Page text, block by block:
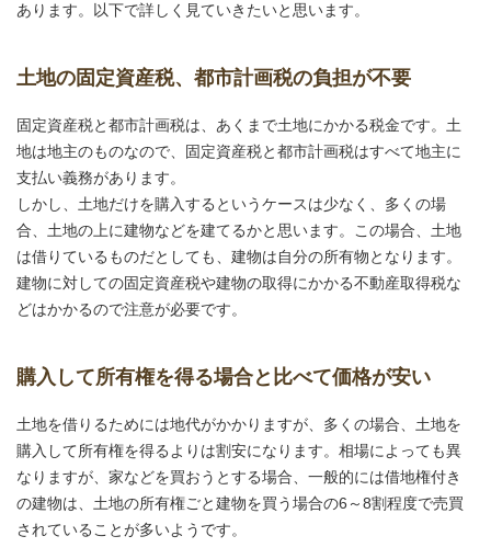
あります。以下で詳しく見ていきたいと思います。
土地の固定資産税、都市計画税の負担が不要
固定資産税と都市計画税は、あくまで土地にかかる税金です。土
地は地主のものなので、固定資産税と都市計画税はすべて地主に
支払い義務があります。
しかし、土地だけを購入するというケースは少なく、多くの場
合、土地の上に建物などを建てるかと思います。この場合、土地
は借りているものだとしても、建物は自分の所有物となります。
建物に対しての固定資産税や建物の取得にかかる不動産取得税な
どはかかるので注意が必要です。
購入して所有権を得る場合と比べて価格が安い
土地を借りるためには地代がかかりますが、多くの場合、土地を
購入して所有権を得るよりは割安になります。相場によっても異
なりますが、家などを買おうとする場合、一般的には借地権付き
の建物は、土地の所有権ごと建物を買う場合の6～8割程度で売買
されていることが多いようです。